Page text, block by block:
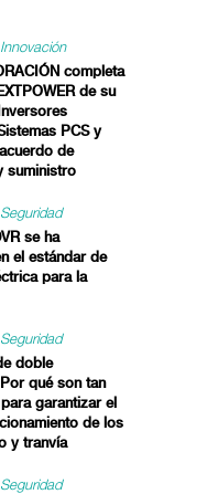
Innovación
completa
de su
PCS y
de
suministro
Seguridad
se ha
el estándar de
para la
Seguridad
doble
qué son tan
garantizar el
de los
y tranvía
Seguridad